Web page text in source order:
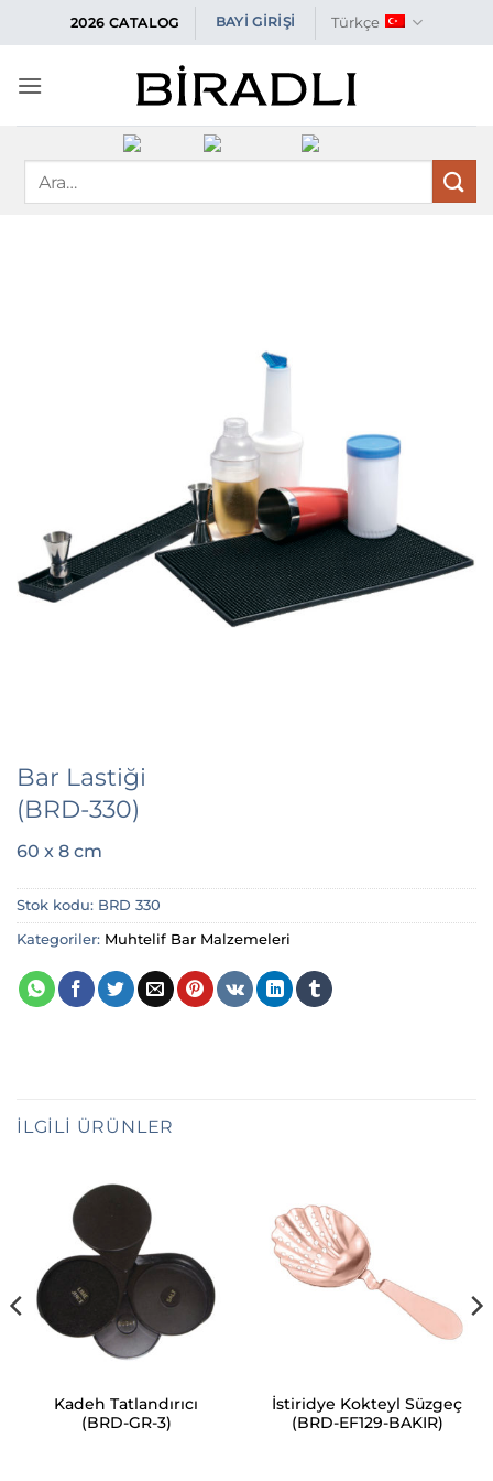
atla
2026 CATALOG BAYİ GİRİŞİ Türkçe
Ara:
Bar Lastiği
(BRD-330)
60 x 8 cm
Stok kodu: BRD 330
Kategoriler: Muhtelif Bar Malzemeleri
İLGILI ÜRÜNLER
Kadeh Tatlandırıcı
(BRD-GR-3)
İstiridye Kokteyl Süzgeç
(BRD-EF129-BAKIR)